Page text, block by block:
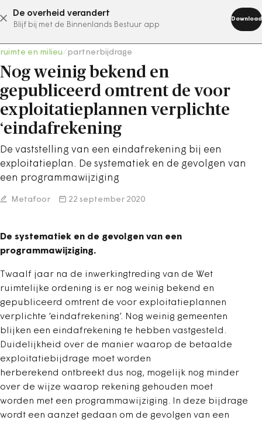
De overheid verandert
Blijf bij met de Binnenlands Bestuur app
Download
abonneer nu
ruimte en milieu partnerbijdrage
Nog weinig bekend en
gepubliceerd omtrent de voor
exploitatieplannen verplichte
‘eindafrekening
De vaststelling van een eindafrekening bij een
exploitatieplan. De systematiek en de gevolgen van
een programmawijziging
Metafoor 22 september 2020
De systematiek en de gevolgen van een
programmawijziging.
Twaalf jaar na de inwerkingtreding van de Wet
ruimtelijke ordening is er nog weinig bekend en
gepubliceerd omtrent de voor exploitatieplannen
verplichte ‘eindafrekening’. Nog weinig gemeenten
blijken een eindafrekening te hebben vastgesteld.
Duidelijkheid over de manier waarop de betaalde
exploitatiebijdrage moet worden
herberekend ontbreekt dus nog, mogelijk nog minder
over de wijze waarop rekening gehouden moet
worden met een programmawijziging. In deze bijdrage
wordt een aanzet gedaan om de gevolgen van een